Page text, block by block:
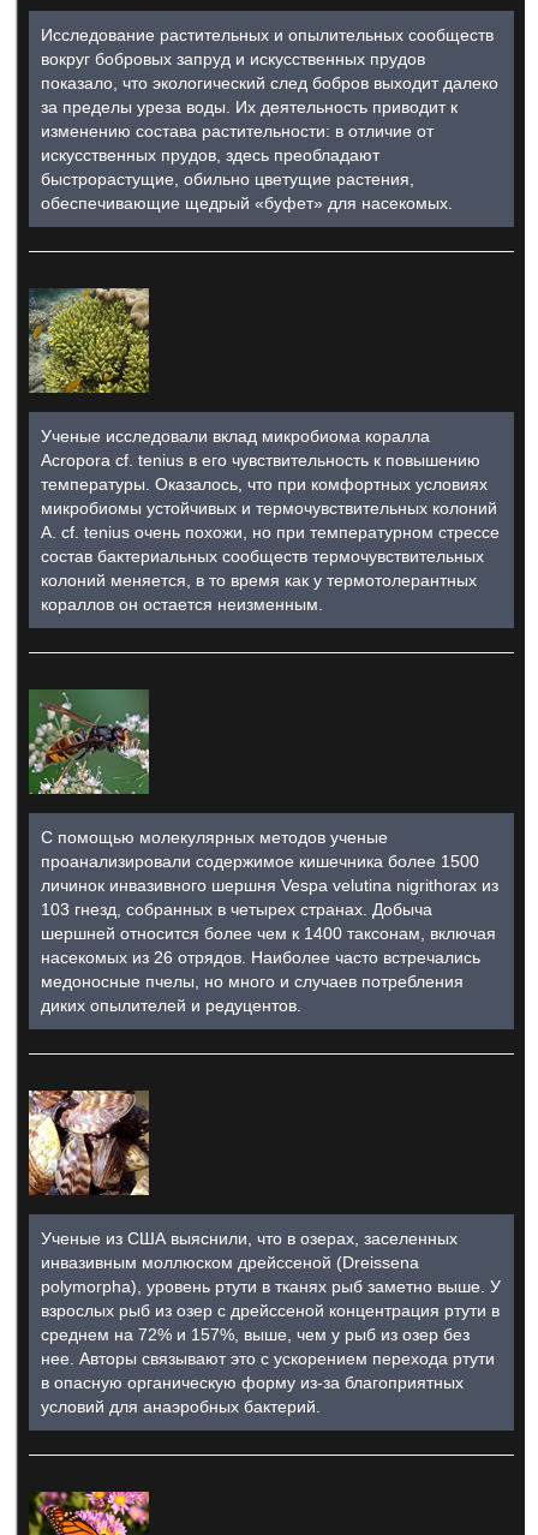
Исследование растительных и опылительных сообществ
вокруг бобровых запруд и искусственных прудов
показало, что экологический след бобров выходит далеко
за пределы уреза воды. Их деятельность приводит к
изменению состава растительности: в отличие от
искусственных прудов, здесь преобладают
быстрорастущие, обильно цветущие растения,
обеспечивающие щедрый «буфет» для насекомых.
Ученые исследовали вклад микробиома коралла
Acropora cf. tenius в его чувствительность к повышению
температуры. Оказалось, что при комфортных условиях
микробиомы устойчивых и термочувствительных колоний
A. cf. tenius очень похожи, но при температурном стрессе
состав бактериальных сообществ термочувствительных
колоний меняется, в то время как у термотолерантных
кораллов он остается неизменным.
С помощью молекулярных методов ученые
проанализировали содержимое кишечника более 1500
личинок инвазивного шершня Vespa velutina nigrithorax из
103 гнезд, собранных в четырех странах. Добыча
шершней относится более чем к 1400 таксонам, включая
насекомых из 26 отрядов. Наиболее часто встречались
медоносные пчелы, но много и случаев потребления
диких опылителей и редуцентов.
Ученые из США выяснили, что в озерах, заселенных
инвазивным моллюском дрейссеной (Dreissena
polymorpha), уровень ртути в тканях рыб заметно выше. У
взрослых рыб из озер с дрейссеной концентрация ртути в
среднем на 72% и 157%, выше, чем у рыб из озер без
нее. Авторы связывают это с ускорением перехода ртути
в опасную органическую форму из-за благоприятных
условий для анаэробных бактерий.